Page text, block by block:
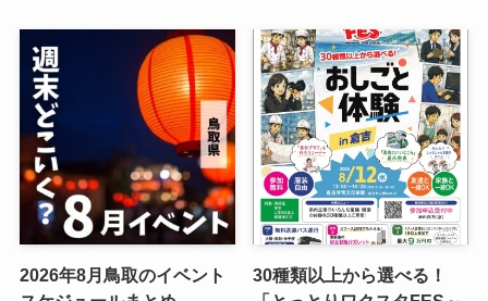
2026年8月鳥取のイベント
30種類以上から選べる！